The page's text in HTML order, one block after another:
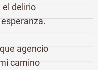
el delirio
agencio
camino